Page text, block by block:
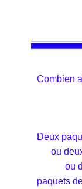
Combien
Deux
ou deux
ou
paquets